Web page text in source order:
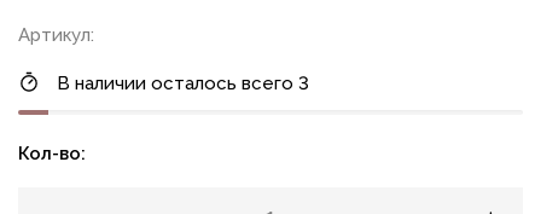
Артикул:
В наличии осталось всего 3
Кол-во: